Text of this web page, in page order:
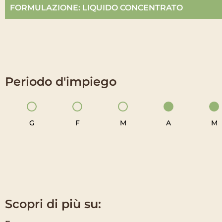
FORMULAZIONE: LIQUIDO CONCENTRATO
Periodo d'impiego
G F M A M
Scopri di più su: